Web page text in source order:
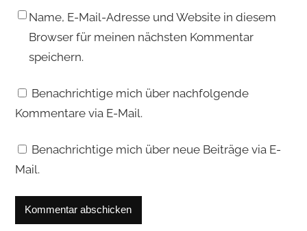
Name, E-Mail-Adresse und Website in diesem
Browser für meinen nächsten Kommentar
speichern.
Benachrichtige mich über nachfolgende
Kommentare via E-Mail.
Benachrichtige mich über neue Beiträge via E-
Mail.